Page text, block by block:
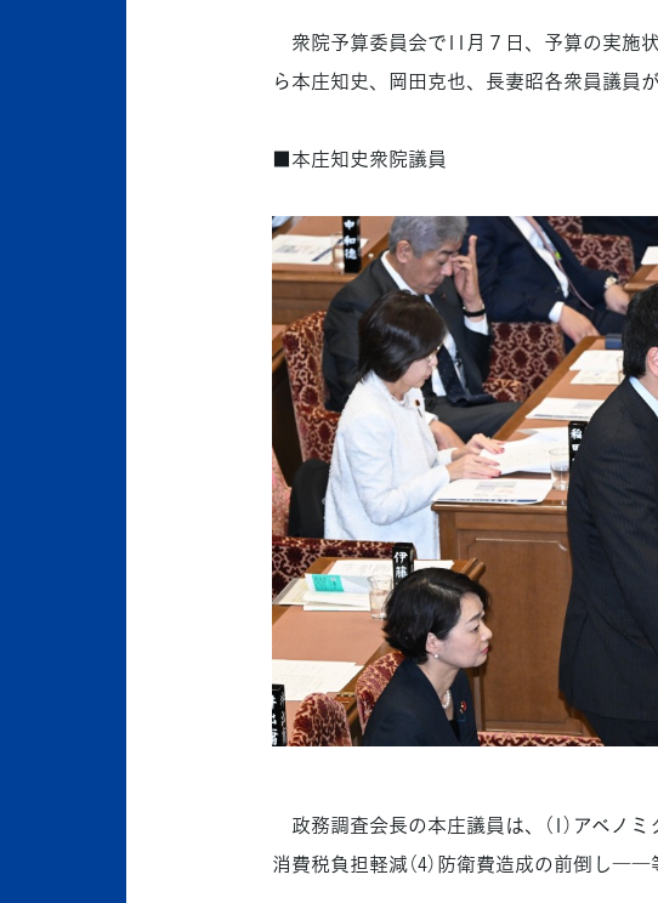
衆院予算委員会で11月７日、予算の実施
ら本庄知史、岡田克也、長妻昭各衆員議員
■本庄知史衆院議員
政務調査会長の本庄議員は、（1）アベノミ
消費税負担軽減（4）防衛費造成の前倒し――